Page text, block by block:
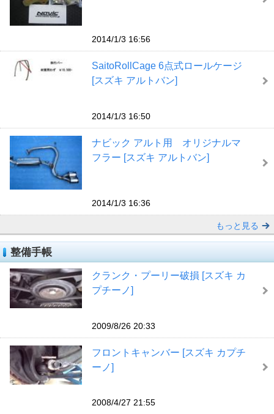
2014/1/3 16:56
SaitoRollCage 6点式ロールケージ
[スズキ アルトバン]
2014/1/3 16:50
ナビック アルト用 オリジナルマ
フラー [スズキ アルトバン]
2014/1/3 16:36
もっと見る
整備手帳
クランク・プーリー破損 [スズキ カ
プチーノ]
2009/8/26 20:33
フロントキャンバー [スズキ カプチ
ーノ]
2008/4/27 21:55